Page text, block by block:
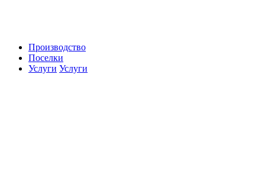
Производство
Поселки
Услуги Услуги